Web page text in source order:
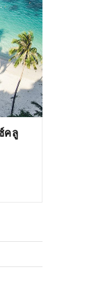
คลู